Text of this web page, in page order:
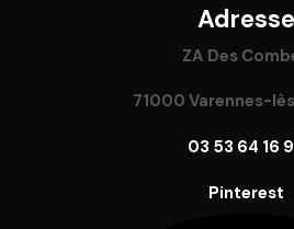
Adresse
ZA Des
71000 Varennes-
03 53 64 16
Pinterest